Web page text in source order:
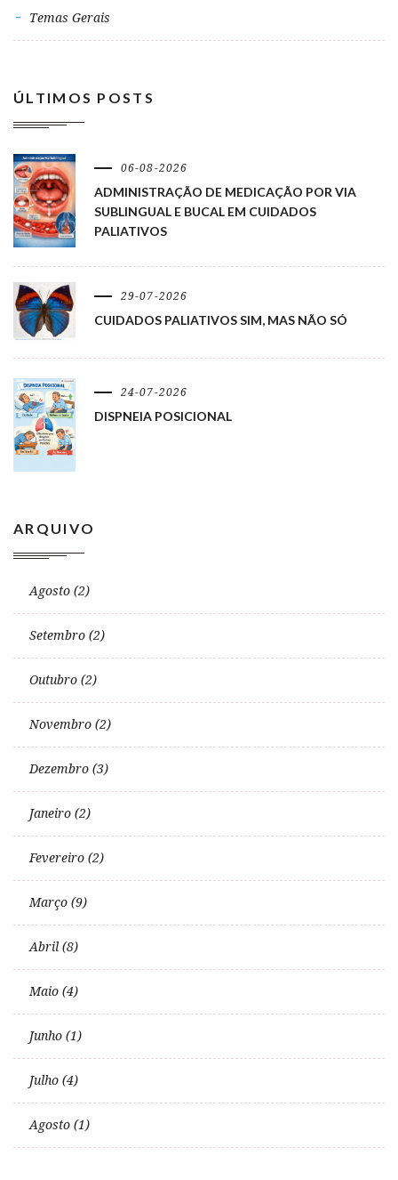
Temas Gerais
ÚLTIMOS POSTS
06-08-2026
ADMINISTRAÇÃO DE MEDICAÇÃO POR VIA
SUBLINGUAL E BUCAL EM CUIDADOS
PALIATIVOS
29-07-2026
CUIDADOS PALIATIVOS SIM, MAS NÃO SÓ
24-07-2026
DISPNEIA POSICIONAL
ARQUIVO
Agosto (2)
Setembro (2)
Outubro (2)
Novembro (2)
Dezembro (3)
Janeiro (2)
Fevereiro (2)
Março (9)
Abril (8)
Maio (4)
Junho (1)
Julho (4)
Agosto (1)